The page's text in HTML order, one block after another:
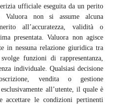
ufficiale eseguita da un perito
Valuora non si assume alcuna
all’accuratezza, validità o
presentata. Valuora non agisce
in nessuna relazione giuridica tra
funzioni di rappresentanza,
individuale. Qualsiasi decisione
vendita o gestione
all’utente, il quale è
accettare le condizioni pertinenti